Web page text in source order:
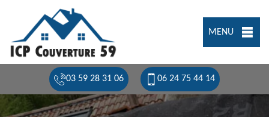
MENU
03 59 28 31 06 06 24 75 44 14